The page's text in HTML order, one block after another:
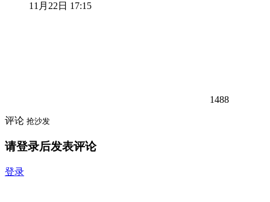
11月22日 17:15
1488
评论 抢沙发
请登录后发表评论
登录